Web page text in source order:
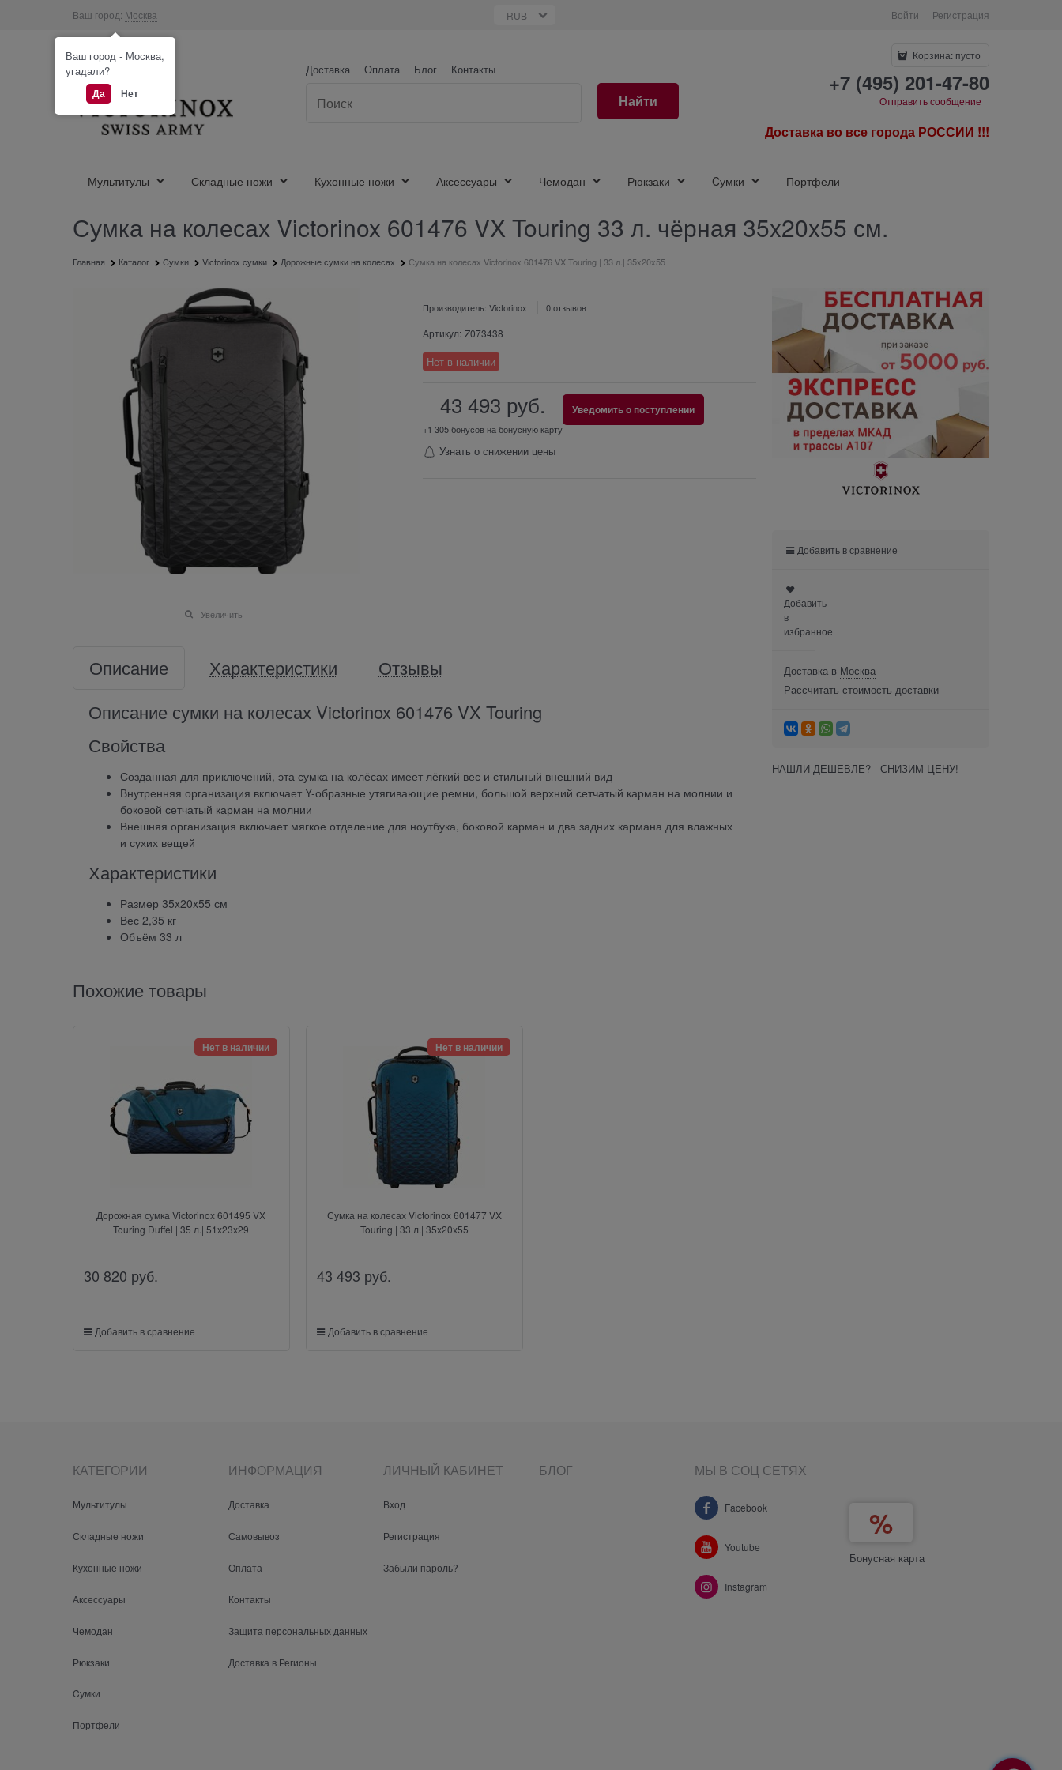
Ваш город: Москва Войти Регистрация
Доставка Оплата Блог Контакты
Найти
Корзина: пусто
+7 (495) 201-47-80
Отправить сообщение
Доставка во все города РОССИИ !!!
Мультитулы Складные ножи Кухонные ножи Аксессуары Чемодан Рюкзаки Cумки Портфели
Сумка на колесах Victorinox 601476 VX Touring 33 л. чёрная 35x20x55 см.
Главная Каталог Cумки Victorinox cумки Дорожные сумки на колесах Сумка на колесах Victorinox 601476 VX Touring | 33 л.| 35x20x55
Увеличить
Производитель: Victorinox 0 отзывов
Артикул: Z073438
Нет в наличии
43 493 руб.
+1 305 бонусов на бонусную карту
Узнать о снижении цены
Уведомить о поступлении
Описание Характеристики
Отзывы
Описание сумки на колесах Victorinox 601476 VX Touring
Свойства
Созданная для приключений, эта сумка на колёсах имеет лёгкий вес и стильный внешний вид
Внутренняя организация включает Y-образные утягивающие ремни, большой верхний сетчатый карман на молнии и
боковой сетчатый карман на молнии
Внешняя организация включает мягкое отделение для ноутбука, боковой карман и два задних кармана для влажных
и сухих вещей
Характеристики
Размер 35x20x55 см
Вес 2,35 кг
Объём 33 л
Похожие товары
Дорожная сумка Victorinox 601495 VX
Touring Duffel | 35 л.| 51x23x29
Нет в наличии
30 820 руб.
Добавить в сравнение
Сумка на колесах Victorinox 601477 VX
Touring | 33 л.| 35x20x55
Нет в наличии
43 493 руб.
Добавить в сравнение
Добавить в сравнение
Добавить
в
избранное
Доставка в Москва
Рассчитать стоимость доставки
НАШЛИ ДЕШЕВЛЕ? - СНИЗИМ ЦЕНУ!
КАТЕГОРИИ
Мультитулы
Складные ножи
Кухонные ножи
Аксессуары
Чемодан
Рюкзаки
Cумки
Портфели
ИНФОРМАЦИЯ
Доставка
Самовывоз
Оплата
Контакты
Защита персональных данных
Доставка в Регионы
ЛИЧНЫЙ КАБИНЕТ
Вход
Регистрация
Забыли пароль?
БЛОГ МЫ В СОЦ СЕТЯХ
Facebook
Youtube
Instagram
Бонусная карта
Ваш город - Москва,
угадали?
Да Нет